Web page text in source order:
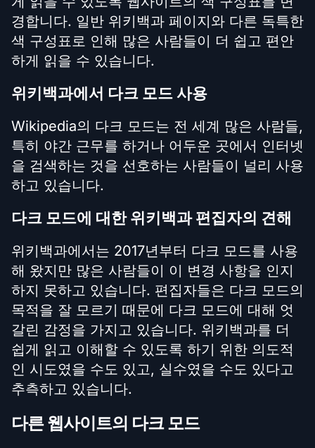
경합니다. 일반 위키백과 페이지와 다른 독특한
색 구성표로 인해 많은 사람들이 더 쉽고 편안
하게 읽을 수 있습니다.
위키백과에서 다크 모드 사용
Wikipedia의 다크 모드는 전 세계 많은 사람들,
특히 야간 근무를 하거나 어두운 곳에서 인터넷
을 검색하는 것을 선호하는 사람들이 널리 사용
하고 있습니다.
다크 모드에 대한 위키백과 편집자의 견해
위키백과에서는 2017년부터 다크 모드를 사용
해 왔지만 많은 사람들이 이 변경 사항을 인지
하지 못하고 있습니다. 편집자들은 다크 모드의
목적을 잘 모르기 때문에 다크 모드에 대해 엇
갈린 감정을 가지고 있습니다. 위키백과를 더
쉽게 읽고 이해할 수 있도록 하기 위한 의도적
인 시도였을 수도 있고, 실수였을 수도 있다고
추측하고 있습니다.
다른 웹사이트의 다크 모드